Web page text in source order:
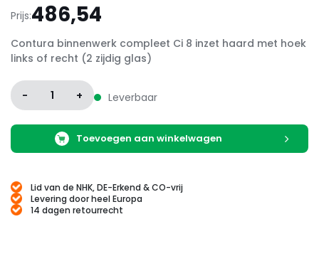
Prijs:486,54
Contura binnenwerk compleet Ci 8 inzet haard met hoek
links of recht (2 zijdig glas)
- 1 + Leverbaar
Toevoegen aan winkelwagen
Lid van de NHK, DE-Erkend & CO-vrij
Levering door heel Europa
14 dagen retourrecht